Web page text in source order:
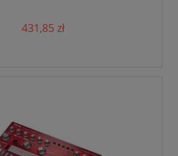
431,85 zł